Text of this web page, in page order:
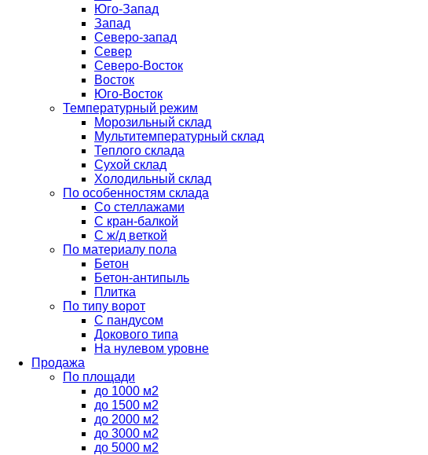
Юго-Запад
Запад
Северо-запад
Север
Северо-Восток
Восток
Юго-Восток
Температурный режим
Морозильный склад
Мультитемпературный склад
Теплого склада
Сухой склад
Холодильный склад
По особенностям склада
Со стеллажами
С кран-балкой
С ж/д веткой
По материалу пола
Бетон
Бетон-антипыль
Плитка
По типу ворот
С пандусом
Докового типа
На нулевом уровне
Продажа
По площади
до 1000 м2
до 1500 м2
до 2000 м2
до 3000 м2
до 5000 м2